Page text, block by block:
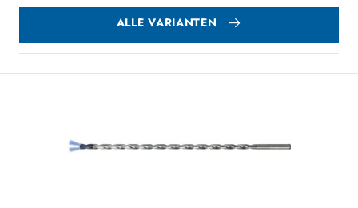
ALLE VARIANTEN